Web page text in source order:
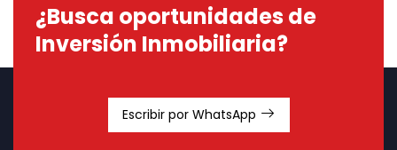
¿Busca oportunidades de
Inversión Inmobiliaria?
Escribir por WhatsApp